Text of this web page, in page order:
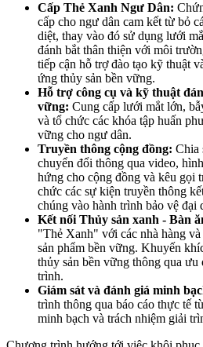
Cấp Thẻ Xanh Ngư Dân:
cấp cho ngư dân cam kết từ bỏ
diệt, thay vào đó sử dụng lưới
đánh bắt thân thiện với môi
tiếp cận hỗ trợ đào tạo kỹ thuật
ứng thủy sản bền vững.
Hỗ trợ công cụ và kỹ thuật
vững: Cung cấp lưới mắt lớn,
và tổ chức các khóa tập huấn
vững cho ngư dân.
Truyền thông cộng đồng: Chia
chuyển đổi thông qua video,
hứng cho cộng đồng và kêu gọi
chức các sự kiện truyền thông
chúng vào hành trình bảo vệ đại
Kết nối Thủy sản xanh - Bàn
"Thẻ Xanh" với các nhà hàng
sản phẩm bền vững. Khuyến
thủy sản bền vững thông qua
trình.
Giám sát và đánh giá minh
trình thông qua báo cáo thực tế
minh bạch và trách nhiệm giải